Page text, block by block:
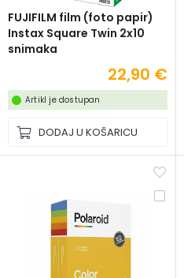
FUJIFILM film (foto papir)
Instax Square Twin 2x10
snimaka
22,90 €
Artikl je dostupan
DODAJ U KOŠARICU